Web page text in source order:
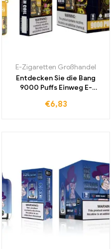
E-Zigaretten Großhandel
Entdecken Sie die Bang
9000 Puffs Einweg E-
für ein einzigartiges
€6,83